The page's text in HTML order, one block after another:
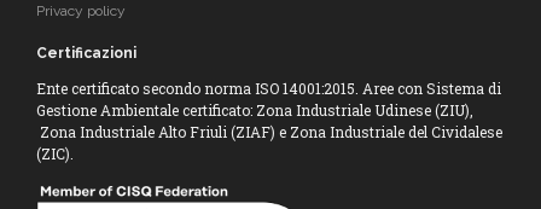
Privacy policy
Certificazioni
Ente certificato secondo norma ISO 14001:2015. Aree con Sistema di
Gestione Ambientale certificato: Zona Industriale Udinese (ZIU),
Zona Industriale Alto Friuli (ZIAF) e Zona Industriale del Cividalese
(ZIC).